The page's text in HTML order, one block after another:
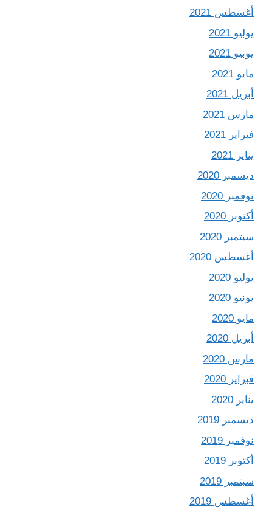
أغسطس 2021
يوليو 2021
يونيو 2021
مايو 2021
أبريل 2021
مارس 2021
فبراير 2021
يناير 2021
ديسمبر 2020
نوفمبر 2020
أكتوبر 2020
سبتمبر 2020
أغسطس 2020
يوليو 2020
يونيو 2020
مايو 2020
أبريل 2020
مارس 2020
فبراير 2020
يناير 2020
ديسمبر 2019
نوفمبر 2019
أكتوبر 2019
سبتمبر 2019
أغسطس 2019